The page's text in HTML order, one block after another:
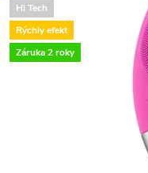
Hi Tech
Rýchly efekt
Záruka 2 roky